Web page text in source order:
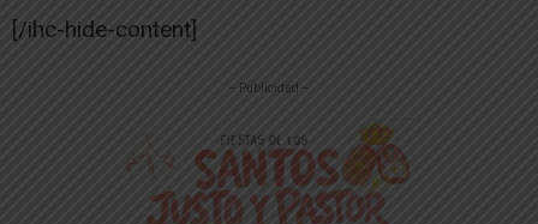
[/ihc-hide-content]
-- Publicidad --